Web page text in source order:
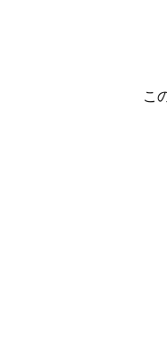
こ